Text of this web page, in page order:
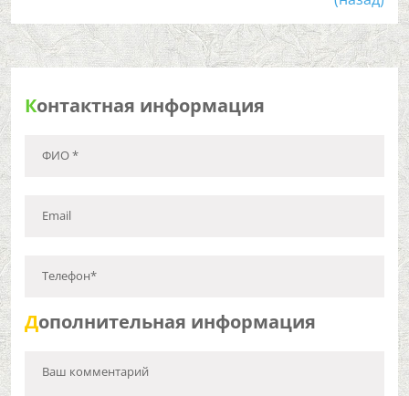
Контактная информация
ФИО *
Email
Телефон*
Дополнительная информация
Ваш комментарий